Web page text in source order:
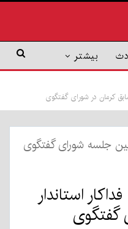
بیشتر
کرمان در شورای گفتگوی
جلسه شورای گفتگوی
استاندار
گفتگوی